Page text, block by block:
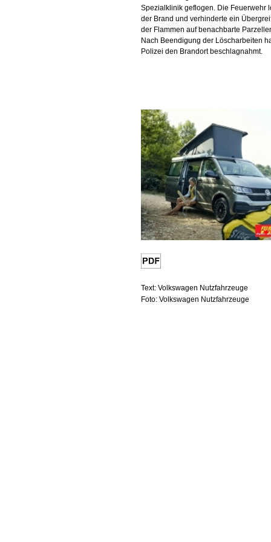
Spezialklinik geflogen. Die Feuerwehr
der Brand und verhinderte ein
der Flammen auf benachbarte
Nach Beendigung der Löscharbeiten
Polizei den Brandort beschlagnahmt.
Text: Volkswagen Nutzfahrzeuge
Foto: Volkswagen Nutzfahrzeuge